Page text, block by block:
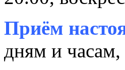
Приём
дням и часам,